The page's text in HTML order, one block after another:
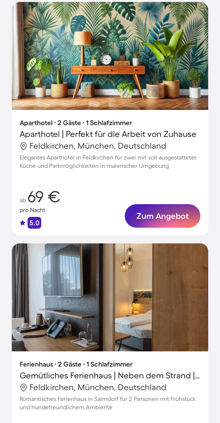
Aparthotel ∙ 2 Gäste ∙ 1 Schlafzimmer
Aparthotel | Perfekt für die Arbeit von Zuhause
Feldkirchen, München, Deutschland
Elegantes Aparthotel in Feldkirchen für zwei mit voll ausgestatteter
Küche und Parkmöglichkeiten in malerischer Umgebung
ab 69 €
pro Nacht
5.0
Zum Angebot
Ferienhaus ∙ 2 Gäste ∙ 1 Schlafzimmer
Gemütliches Ferienhaus | Neben dem Strand | Perfekt für die Arbeit von Zuhause | Haustiere erlaubt
Feldkirchen, München, Deutschland
Romantisches Ferienhaus in Salmdorf für 2 Personen mit Frühstück
und hundefreundlichem Ambiente